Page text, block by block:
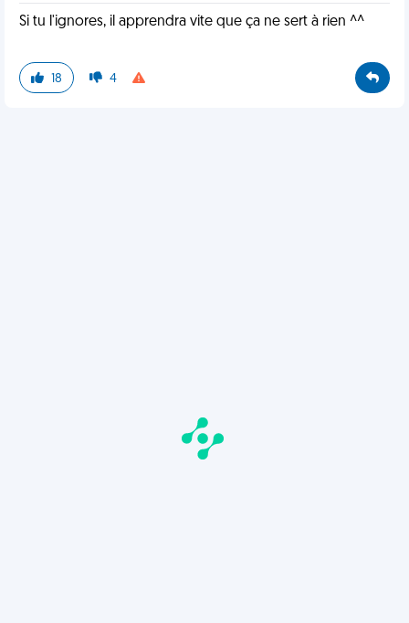
Si tu l'ignores, il apprendra vite que ça ne sert à rien ^^
18 4